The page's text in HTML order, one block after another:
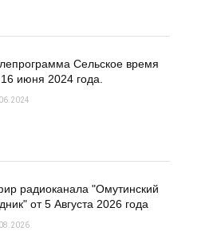
Сельское время
июня 2024 года.
радиоканала "Омутинский
от 5 Августа 2026 года